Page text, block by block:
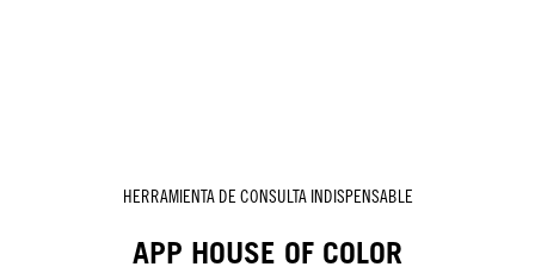
HERRAMIENTA DE CONSULTA INDISPENSABLE
APP HOUSE OF COLOR